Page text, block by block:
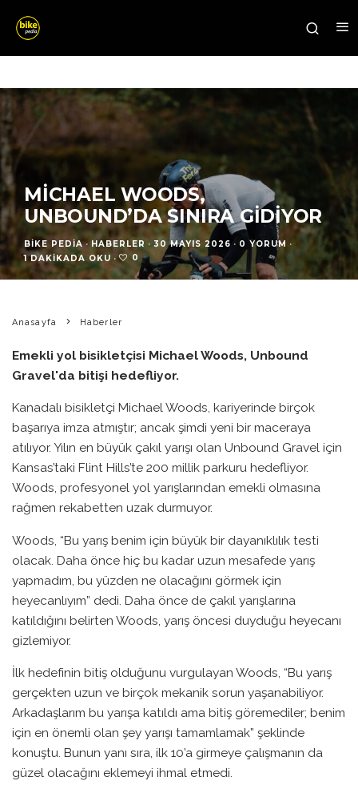
MICHAEL WOODS,
UNBOUND’DA SINIRA GIDIYOR
BIKE PEDIA · HABERLER · 30 MAYIS 2026 · 0 YORUM ·
1 DAKIKADA OKU · 0
Anasayfa Haberler
Emekli yol bisikletçisi Michael Woods, Unbound
Gravel'da bitişi hedefliyor.
Kanadalı bisikletçi Michael Woods, kariyerinde birçok
başarıya imza atmıştır; ancak şimdi yeni bir maceraya
atılıyor. Yılın en büyük çakıl yarışı olan Unbound Gravel için
Kansas’taki Flint Hills’te 200 millik parkuru hedefliyor.
Woods, profesyonel yol yarışlarından emekli olmasına
rağmen rekabetten uzak durmuyor.
Woods, “Bu yarış benim için büyük bir dayanıklılık testi
olacak. Daha önce hiç bu kadar uzun mesafede yarış
yapmadım, bu yüzden ne olacağını görmek için
heyecanlıyım” dedi. Daha önce de çakıl yarışlarına
katıldığını belirten Woods, yarış öncesi duyduğu heyecanı
gizlemiyor.
İlk hedefinin bitiş olduğunu vurgulayan Woods, “Bu yarış
gerçekten uzun ve birçok mekanik sorun yaşanabiliyor.
Arkadaşlarım bu yarışa katıldı ama bitiş göremediler; benim
için en önemli olan şey yarışı tamamlamak” şeklinde
konuştu. Bunun yanı sıra, ilk 10’a girmeye çalışmanın da
güzel olacağını eklemeyi ihmal etmedi.